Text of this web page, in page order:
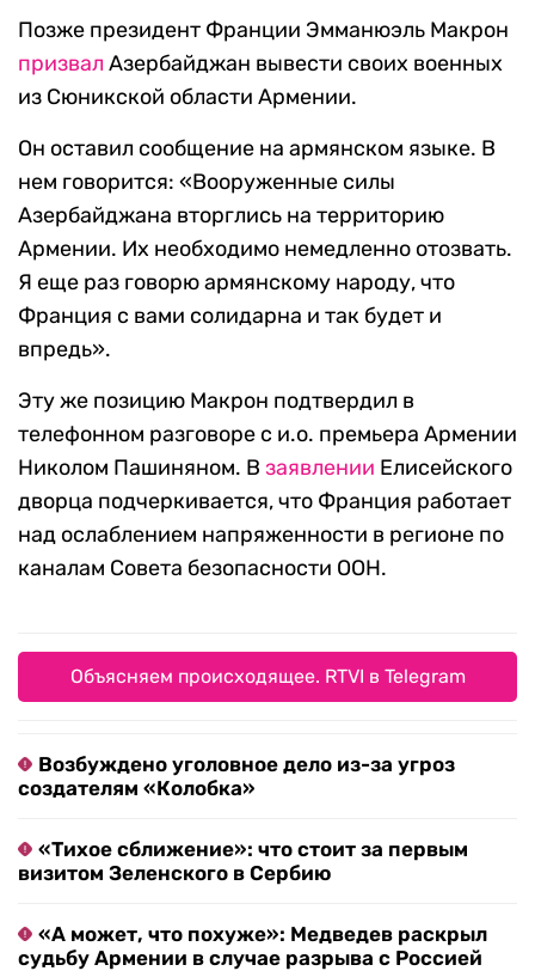
Позже президент Франции Эмманюэль Макрон
призвал Азербайджан вывести своих военных
из Сюникской области Армении.
Он оставил сообщение на армянском языке. В
нем говорится: «Вооруженные силы
Азербайджана вторглись на территорию
Армении. Их необходимо немедленно отозвать.
Я еще раз говорю армянскому народу, что
Франция с вами солидарна и так будет и
впредь».
Эту же позицию Макрон подтвердил в
телефонном разговоре с и.о. премьера Армении
Николом Пашиняном. В заявлении Елисейского
дворца подчеркивается, что Франция работает
над ослаблением напряженности в регионе по
каналам Совета безопасности ООН.
Объясняем происходящее. RTVI в Telegram
Возбуждено уголовное дело из-за угроз
создателям «Колобка»
«Тихое сближение»: что стоит за первым
визитом Зеленского в Сербию
«А может, что похуже»: Медведев раскрыл
судьбу Армении в случае разрыва с Россией